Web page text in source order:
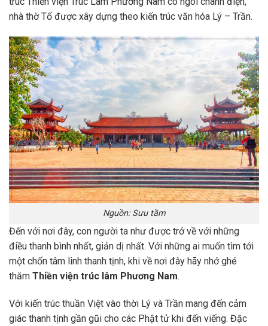
nhà thờ Tổ được xây dựng theo kiến trúc văn hóa Lý – Trần.
Nguồn: Sưu tầm
Đến với nơi đây, con người ta như được trở về với những
điều thanh bình nhất, giản dị nhất. Với những ai muốn tìm tới
một chốn tâm linh thanh tịnh, khi về nơi đây hãy nhớ ghé
thăm Thiền viện trúc lâm Phương Nam.
Với kiến trúc thuần Việt vào thời Lý và Trần mang đến cảm
giác thanh tịnh gần gũi cho các Phật tử khi đến viếng. Đặc